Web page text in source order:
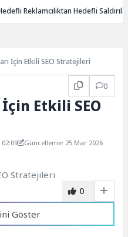
Reklamcılıktan Hedefli
İçin Etkili SEO Stratejileri
0
Etkili SEO
Güncelleme: 25 Mar 2026
0
Göster